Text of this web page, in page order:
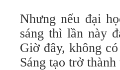
Nhưng nếu đại
sáng thì lần này
Giờ đây, không
Sáng tạo trở